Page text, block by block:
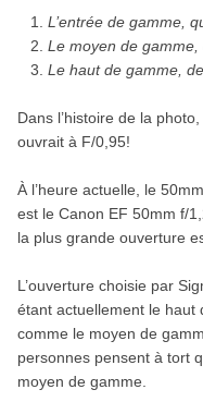
L’entrée de gamme,
Le moyen de
Le haut de gamme,
Dans l’histoire de la
ouvrait à F/0,95!
À l’heure actuelle, le
est le Canon EF 50mm f/
la plus grande ouverture
L’ouverture choisie par
étant actuellement le haut
comme le moyen de
personnes pensent à tort
moyen de gamme.